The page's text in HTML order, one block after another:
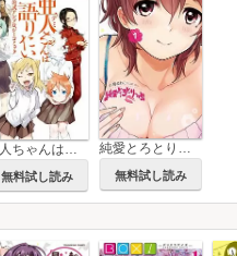
亜人ちゃんは語りたい 公式アンソロジーコミック
無料試し読み 無料試し読み